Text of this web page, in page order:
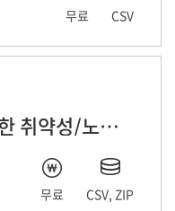
무료 CSV
재해 위험도 평가를 위한 취약성/노출성 데이터
무료 CSV, ZIP